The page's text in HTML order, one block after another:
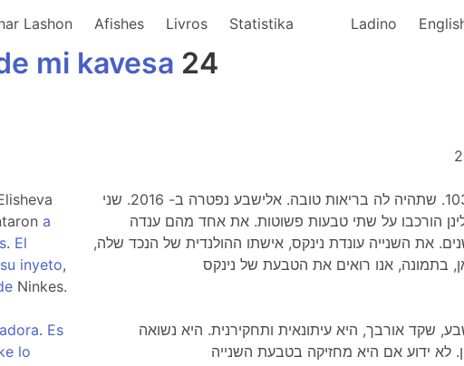
Lashon Afishes Livros Statistika Ladino
mi kavesa 24
a
. El
su inyeto,
Ninkes.
בטי חיה והיא מעל גיל 103. שתהיה לה בריאות טובה. אלישבע נפטרה ב- 2016. שני
הורכבו על שתי טבעות פשוטות. את אחד מהם ענדה
באצבעה 65 שנים. את השנייה עונדת נינקס, אישתו ההולנדית של הנכד שלה,
. Es
lo
שקד אורבך, היא עיתונאית ותחקירנית. היא נשואה